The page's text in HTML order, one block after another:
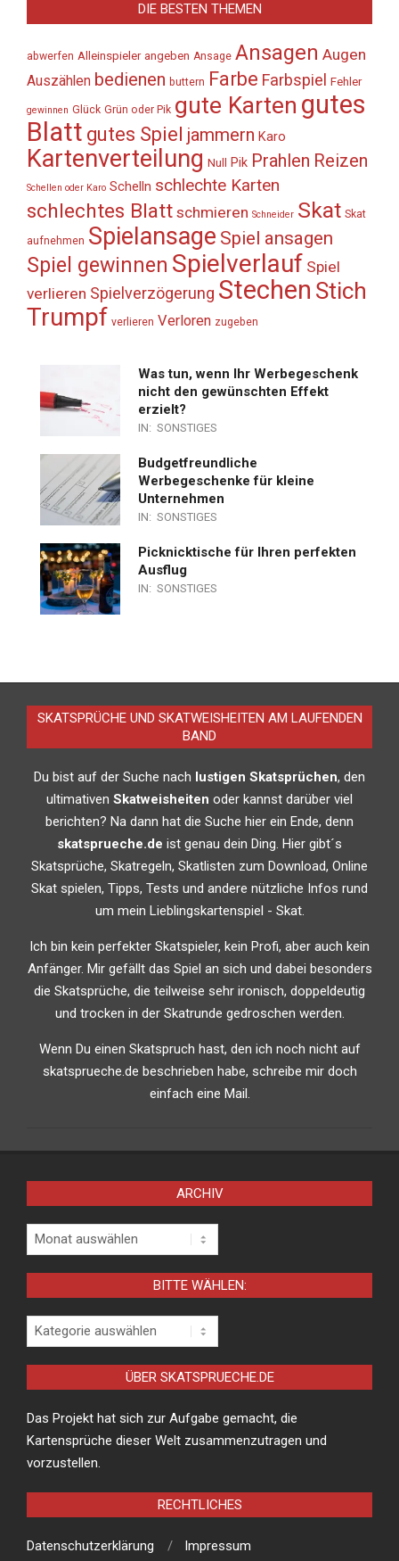
DIE BESTEN THEMEN
abwerfen Alleinspieler angeben Ansage Ansagen Augen
Auszählen bedienen buttern Farbe Farbspiel Fehler
gewinnen Glück Grün oder Pik gute Karten gutes
Blatt gutes Spiel jammern Karo
Kartenverteilung Null Pik Prahlen Reizen
Schellen oder Karo Schelln schlechte Karten
schlechtes Blatt schmieren Schneider Skat Skat
aufnehmen Spielansage Spiel ansagen
Spiel gewinnen Spielverlauf Spiel
verlieren Spielverzögerung Stechen Stich
Trumpf verlieren Verloren zugeben
Was tun, wenn Ihr Werbegeschenk
nicht den gewünschten Effekt
erzielt?
IN: SONSTIGES
Budgetfreundliche
Werbegeschenke für kleine
Unternehmen
IN: SONSTIGES
Picknicktische für Ihren perfekten
Ausflug
IN: SONSTIGES
SKATSPRÜCHE UND SKATWEISHEITEN AM LAUFENDEN
BAND
Du bist auf der Suche nach lustigen Skatsprüchen, den
ultimativen Skatweisheiten oder kannst darüber viel
berichten? Na dann hat die Suche hier ein Ende, denn
skatsprueche.de ist genau dein Ding. Hier gibt´s
Skatsprüche, Skatregeln, Skatlisten zum Download, Online
Skat spielen, Tipps, Tests und andere nützliche Infos rund
um mein Lieblingskartenspiel - Skat.
Ich bin kein perfekter Skatspieler, kein Profi, aber auch kein
Anfänger. Mir gefällt das Spiel an sich und dabei besonders
die Skatsprüche, die teilweise sehr ironisch, doppeldeutig
und trocken in der Skatrunde gedroschen werden.
Wenn Du einen Skatspruch hast, den ich noch nicht auf
skatsprueche.de beschrieben habe, schreibe mir doch
einfach eine Mail.
ARCHIV
Archiv
BITTE WÄHLEN:
Bitte
wählen:
ÜBER SKATSPRUECHE.DE
Das Projekt hat sich zur Aufgabe gemacht, die
Kartensprüche dieser Welt zusammenzutragen und
vorzustellen.
RECHTLICHES
Datenschutzerklärung Impressum